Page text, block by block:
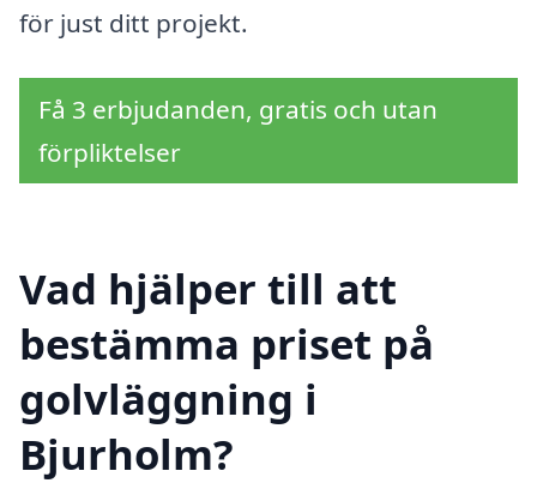
för just ditt projekt.
Få 3 erbjudanden, gratis och utan
förpliktelser
Vad hjälper till att
bestämma priset på
golvläggning i
Bjurholm?